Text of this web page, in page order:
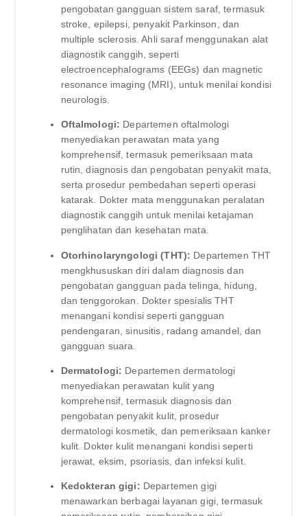
pengobatan gangguan sistem saraf, termasuk
stroke, epilepsi, penyakit Parkinson, dan
multiple sclerosis. Ahli saraf menggunakan alat
diagnostik canggih, seperti
electroencephalograms (EEGs) dan magnetic
resonance imaging (MRI), untuk menilai kondisi
neurologis.
Oftalmologi: Departemen oftalmologi
menyediakan perawatan mata yang
komprehensif, termasuk pemeriksaan mata
rutin, diagnosis dan pengobatan penyakit mata,
serta prosedur pembedahan seperti operasi
katarak. Dokter mata menggunakan peralatan
diagnostik canggih untuk menilai ketajaman
penglihatan dan kesehatan mata.
Otorhinolaryngologi (THT): Departemen THT
mengkhususkan diri dalam diagnosis dan
pengobatan gangguan pada telinga, hidung,
dan tenggorokan. Dokter spesialis THT
menangani kondisi seperti gangguan
pendengaran, sinusitis, radang amandel, dan
gangguan suara.
Dermatologi: Departemen dermatologi
menyediakan perawatan kulit yang
komprehensif, termasuk diagnosis dan
pengobatan penyakit kulit, prosedur
dermatologi kosmetik, dan pemeriksaan kanker
kulit. Dokter kulit menangani kondisi seperti
jerawat, eksim, psoriasis, dan infeksi kulit.
Kedokteran gigi: Departemen gigi
menawarkan berbagai layanan gigi, termasuk